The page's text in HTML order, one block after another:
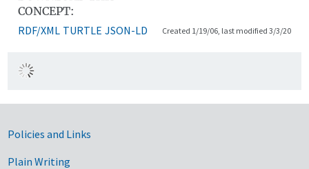
CONCEPT:
RDF/XML TURTLE JSON-LD Created 1/19/06, last modified 3/3/20
Government Links
Policies and Links
Plain Writing